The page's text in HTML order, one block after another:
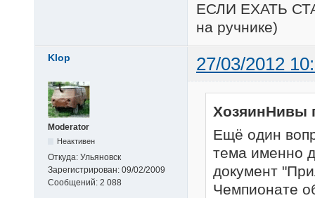
ЕСЛИ ЕХАТЬ
на ручнике)
Klop 27/03/2012
Moderator
Неактивен
Откуда: Ульяновск
Зарегистрирован: 09/02/2009
Сообщений: 2 088
ХозяинНивы
Ещё один
тема именно
документ
Чемпионате